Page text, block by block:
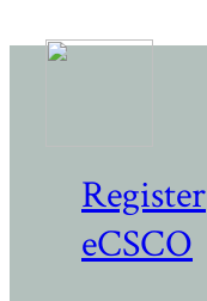
Register
eCSCO